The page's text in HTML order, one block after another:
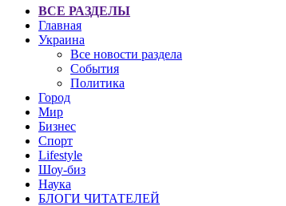
ВСЕ РАЗДЕЛЫ
Главная
Украина
Все новости раздела
События
Политика
Город
Мир
Бизнес
Спорт
Lifestyle
Шоу-биз
Наука
БЛОГИ ЧИТАТЕЛЕЙ